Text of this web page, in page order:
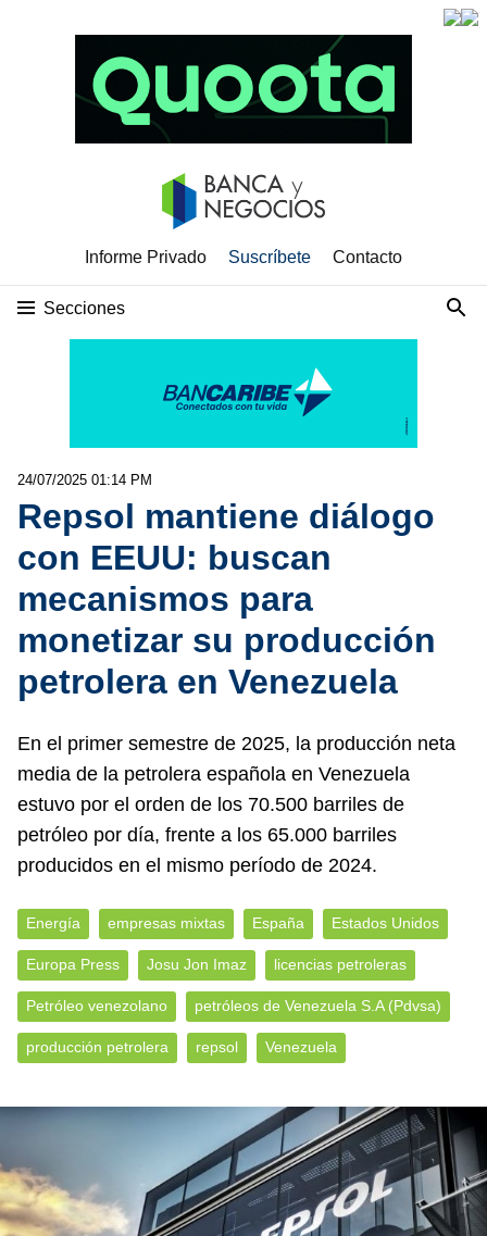
Informe Privado Suscríbete Contacto
Secciones
24/07/2025 01:14 PM
Repsol mantiene diálogo
con EEUU: buscan
mecanismos para
monetizar su producción
petrolera en Venezuela
En el primer semestre de 2025, la producción neta
media de la petrolera española en Venezuela
estuvo por el orden de los 70.500 barriles de
petróleo por día, frente a los 65.000 barriles
producidos en el mismo período de 2024.
Energía empresas mixtas España Estados Unidos
Europa Press Josu Jon Imaz licencias petroleras
Petróleo venezolano petróleos de Venezuela S.A (Pdvsa)
producción petrolera repsol Venezuela